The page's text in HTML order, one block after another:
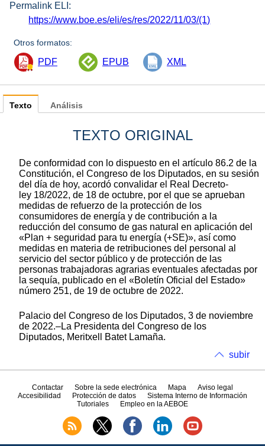
Permalink ELI:
https://www.boe.es/eli/es/res/2022/11/03/(1)
Otros formatos:
PDF EPUB XML
Texto
TEXTO ORIGINAL
De conformidad con lo dispuesto en el artículo 86.2 de la
Constitución, el Congreso de los Diputados, en su sesión
del día de hoy, acordó convalidar el Real Decreto-
ley 18/2022, de 18 de octubre, por el que se aprueban
medidas de refuerzo de la protección de los
consumidores de energía y de contribución a la
reducción del consumo de gas natural en aplicación del
«Plan + seguridad para tu energía (+SE)», así como
medidas en materia de retribuciones del personal al
servicio del sector público y de protección de las
personas trabajadoras agrarias eventuales afectadas por
la sequía, publicado en el «Boletín Oficial del Estado»
número 251, de 19 de octubre de 2022.
Palacio del Congreso de los Diputados, 3 de noviembre
de 2022.–La Presidenta del Congreso de los
Diputados, Meritxell Batet Lamaña.
Análisis
subir
Contactar Sobre la sede electrónica Mapa
Aviso legal
Accesibilidad
Protección de datos
Sistema Interno de Información
Tutoriales
Empleo en la AEBOE